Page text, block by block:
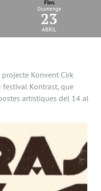
Fins
Diumenge
23
abril
Konvent Cirk
festival Kontrast, que
artístiques del 14 al